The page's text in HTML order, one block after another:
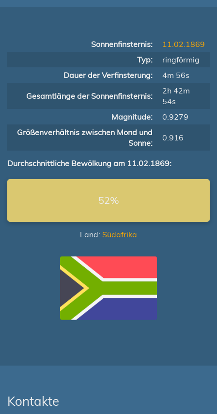
Sonnenfinsternis:
11.02.1869
Typ:
ringförmig
Dauer der Verfinsterung:
4m 56s
Gesamtlänge der Sonnenfinsternis:
2h 42m
54s
Magnitude:
0.9279
Größenverhältnis zwischen Mond und
Sonne:
0.916
Durchschnittliche Bewölkung am 11.02.1869:
52%
Land: Südafrika
Kontakte